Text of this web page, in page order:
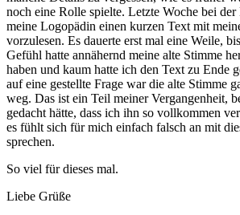
noch eine Rolle spielte. Letzte Woche bei
meine Logopädin einen kurzen Text mit
vorzulesen. Es dauerte erst mal eine Weile,
Gefühl hatte annähernd meine alte Stimme
haben und kaum hatte ich den Text zu Ende
auf eine gestellte Frage war die alte Stimme
weg. Das ist ein Teil meiner Vergangenheit,
gedacht hätte, dass ich ihn so vollkommen
es fühlt sich für mich einfach falsch an mit
sprechen.
So viel für dieses mal.
Liebe Grüße